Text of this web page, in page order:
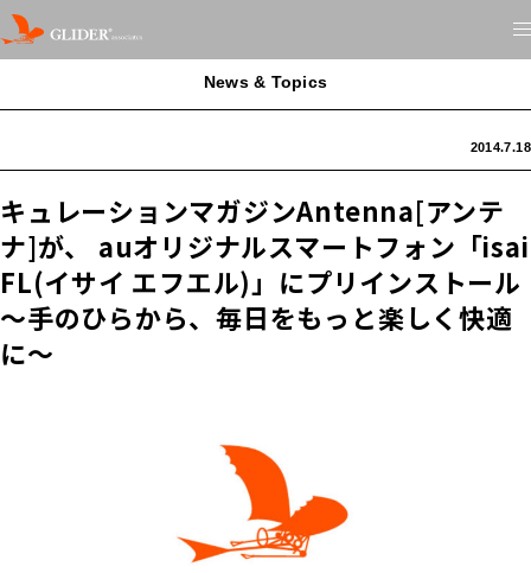
News & Topics
2014.7.18
キュレーションマガジンAntenna[アンテ
ナ]が、 auオリジナルスマートフォン「isai
FL(イサイ エフエル)」にプリインストール
～手のひらから、毎日をもっと楽しく快適
に～